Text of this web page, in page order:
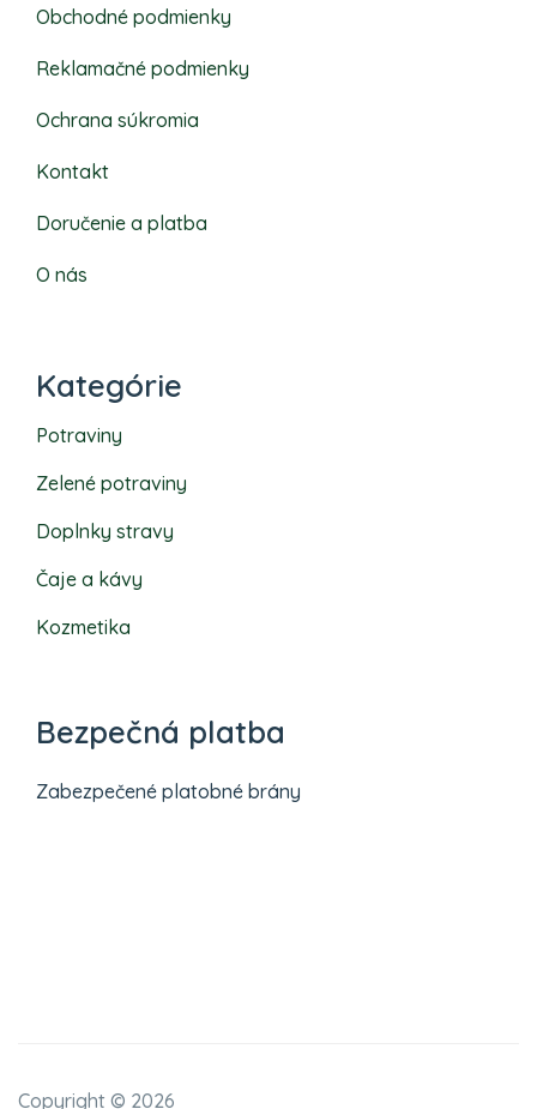
Obchodné podmienky
Reklamačné podmienky
Ochrana súkromia
Kontakt
Doručenie a platba
O nás
Kategórie
Potraviny
Zelené potraviny
Doplnky stravy
Čaje a kávy
Kozmetika
Bezpečná platba
Zabezpečené platobné brány
Copyright © 2026